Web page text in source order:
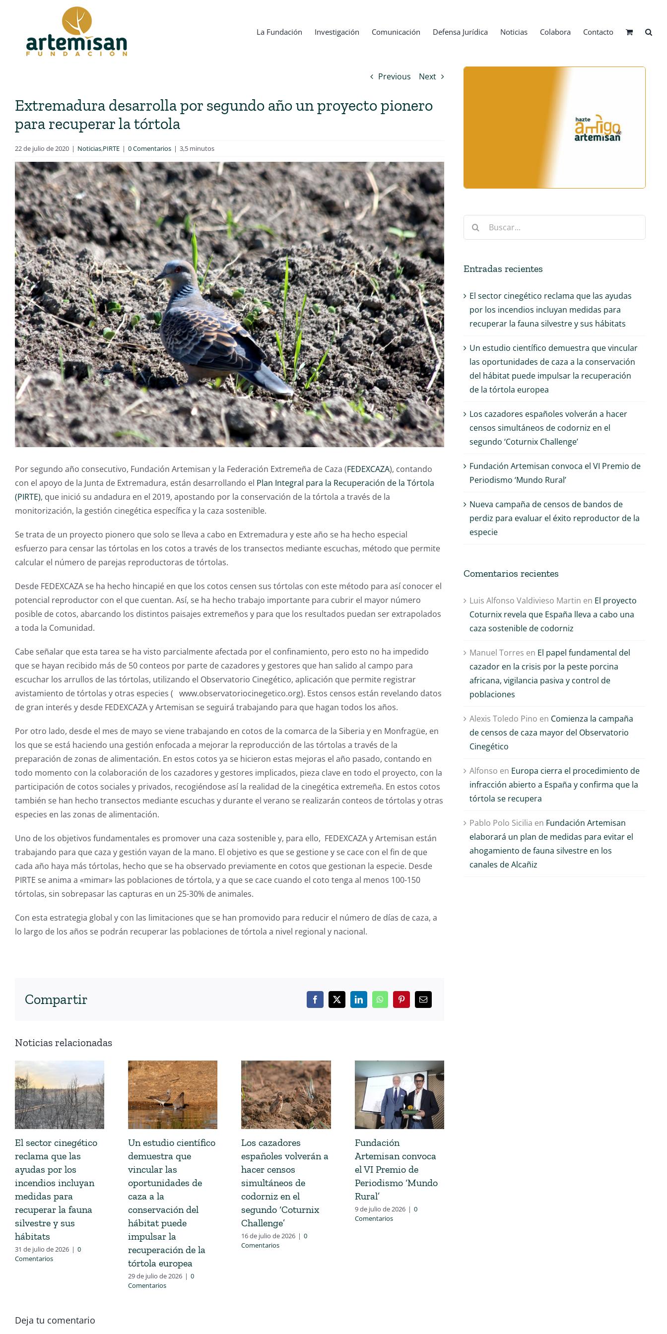
contenido
La Fundación Investigación Comunicación Defensa Jurídica Noticias Colabora Contacto
Previous Next
Extremadura desarrolla por segundo año un proyecto pionero
para recuperar la tórtola
22 de julio de 2020 | Noticias,PIRTE | 0 Comentarios | 3,5 minutos
Por segundo año consecutivo, Fundación Artemisan y la Federación Extremeña de Caza (FEDEXCAZA), contando
con el apoyo de la Junta de Extremadura, están desarrollando el Plan Integral para la Recuperación de la Tórtola
(PIRTE), que inició su andadura en el 2019, apostando por la conservación de la tórtola a través de la
monitorización, la gestión cinegética específica y la caza sostenible.
Se trata de un proyecto pionero que solo se lleva a cabo en Extremadura y este año se ha hecho especial
esfuerzo para censar las tórtolas en los cotos a través de los transectos mediante escuchas, método que permite
calcular el número de parejas reproductoras de tórtolas.
Desde FEDEXCAZA se ha hecho hincapié en que los cotos censen sus tórtolas con este método para así conocer el
potencial reproductor con el que cuentan. Así, se ha hecho trabajo importante para cubrir el mayor número
posible de cotos, abarcando los distintos paisajes extremeños y para que los resultados puedan ser extrapolados
a toda la Comunidad.
Cabe señalar que esta tarea se ha visto parcialmente afectada por el confinamiento, pero esto no ha impedido
que se hayan recibido más de 50 conteos por parte de cazadores y gestores que han salido al campo para
escuchar los arrullos de las tórtolas, utilizando el Observatorio Cinegético, aplicación que permite registrar
avistamiento de tórtolas y otras especies ( www.observatoriocinegetico.org). Estos censos están revelando datos
de gran interés y desde FEDEXCAZA y Artemisan se seguirá trabajando para que hagan todos los años.
Por otro lado, desde el mes de mayo se viene trabajando en cotos de la comarca de la Siberia y en Monfragüe, en
los que se está haciendo una gestión enfocada a mejorar la reproducción de las tórtolas a través de la
preparación de zonas de alimentación. En estos cotos ya se hicieron estas mejoras el año pasado, contando en
todo momento con la colaboración de los cazadores y gestores implicados, pieza clave en todo el proyecto, con la
participación de cotos sociales y privados, recogiéndose así la realidad de la cinegética extremeña. En estos cotos
también se han hecho transectos mediante escuchas y durante el verano se realizarán conteos de tórtolas y otras
especies en las zonas de alimentación.
Uno de los objetivos fundamentales es promover una caza sostenible y, para ello, FEDEXCAZA y Artemisan están
trabajando para que caza y gestión vayan de la mano. El objetivo es que se gestione y se cace con el fin de que
cada año haya más tórtolas, hecho que se ha observado previamente en cotos que gestionan la especie. Desde
PIRTE se anima a «mimar» las poblaciones de tórtola, y a que se cace cuando el coto tenga al menos 100-150
tórtolas, sin sobrepasar las capturas en un 25-30% de animales.
Con esta estrategia global y con las limitaciones que se han promovido para reducir el número de días de caza, a
lo largo de los años se podrán recuperar las poblaciones de tórtola a nivel regional y nacional.
Compartir
Noticias relacionadas
El sector cinegético
reclama que las
ayudas por los
incendios incluyan
medidas para
recuperar la fauna
silvestre y sus
hábitats
31 de julio de 2026 | 0
Comentarios
Un estudio científico
demuestra que
vincular las
oportunidades de
caza a la
conservación del
hábitat puede
impulsar la
recuperación de la
tórtola europea
29 de julio de 2026 | 0
Comentarios
Los cazadores
españoles volverán a
hacer censos
simultáneos de
codorniz en el
segundo ‘Coturnix
Challenge’
16 de julio de 2026 | 0
Comentarios
Fundación
Artemisan convoca
el VI Premio de
Periodismo ‘Mundo
Rural’
9 de julio de 2026 | 0
Comentarios
Deja tu comentario
Buscar:
Entradas recientes
El sector cinegético reclama que las ayudas
por los incendios incluyan medidas para
recuperar la fauna silvestre y sus hábitats
Un estudio científico demuestra que vincular
las oportunidades de caza a la conservación
del hábitat puede impulsar la recuperación
de la tórtola europea
Los cazadores españoles volverán a hacer
censos simultáneos de codorniz en el
segundo ‘Coturnix Challenge’
Fundación Artemisan convoca el VI Premio de
Periodismo ‘Mundo Rural’
Nueva campaña de censos de bandos de
perdiz para evaluar el éxito reproductor de la
especie
Comentarios recientes
Luis Alfonso Valdivieso Martin en El proyecto
Coturnix revela que España lleva a cabo una
caza sostenible de codorniz
Manuel Torres en El papel fundamental del
cazador en la crisis por la peste porcina
africana, vigilancia pasiva y control de
poblaciones
Alexis Toledo Pino en Comienza la campaña
de censos de caza mayor del Observatorio
Cinegético
Alfonso en Europa cierra el procedimiento de
infracción abierto a España y confirma que la
tórtola se recupera
Pablo Polo Sicilia en Fundación Artemisan
elaborará un plan de medidas para evitar el
ahogamiento de fauna silvestre en los
canales de Alcañiz